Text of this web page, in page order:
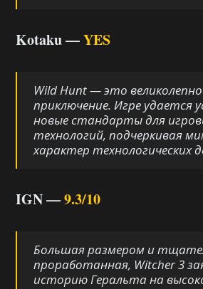
Kotaku —YES
Wild Hunt— это
приключение. Игре удается
новые стандарты для
технологий, подчеркивая
характер технологических
IGN —9.3/10
Большая размером и
проработанная, Witcher 3
историю Геральта на